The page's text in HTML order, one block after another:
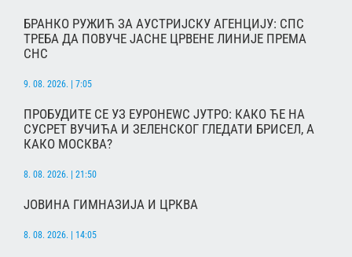
БРАНКО РУЖИЋ ЗА АУСТРИЈСКУ АГЕНЦИЈУ: СПС
ТРЕБА ДА ПОВУЧЕ ЈАСНЕ ЦРВЕНЕ ЛИНИЈЕ ПРЕМА
СНС
9. 08. 2026. | 7:05
ПРОБУДИТЕ СЕ УЗ ЕУРОНЕWС ЈУТРО: КАКО ЋЕ НА
СУСРЕТ ВУЧИЋА И ЗЕЛЕНСКОГ ГЛЕДАТИ БРИСЕЛ, А
КАКО МОСКВА?
8. 08. 2026. | 21:50
ЈОВИНА ГИМНАЗИЈА И ЦРКВА
8. 08. 2026. | 14:05